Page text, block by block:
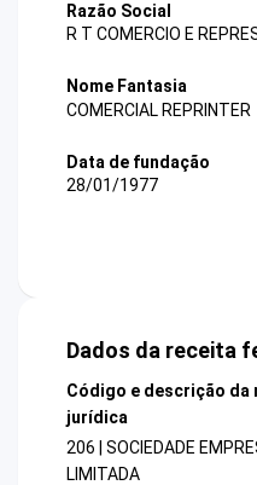
Razão Social
R T COMERCIO E
Nome Fantasia
COMERCIAL REPRINTER
Data de fundação
28/01/1977
Dados da receita
Código e descrição da
jurídica
206 | SOCIEDADE
LIMITADA